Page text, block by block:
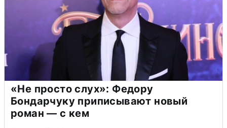
«Не просто слух»: Федору
Бондарчуку приписывают новый
роман — с кем